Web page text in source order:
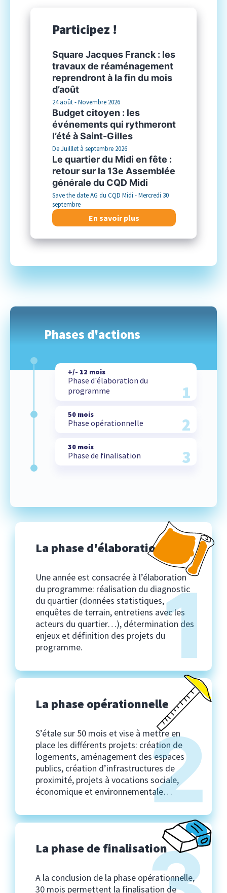
Participez !
Square Jacques Franck : les
travaux de réaménagement
reprendront à la fin du mois
d’août
24 août - Novembre 2026
Budget citoyen : les
événements qui rythmeront
l’été à Saint-Gilles
De Juilllet à septembre 2026
Le quartier du Midi en fête :
retour sur la 13e Assemblée
générale du CQD Midi
Save the date AG du CQD Midi - Mercredi 30
septembre
En savoir plus
Phases d'actions
+/- 12 mois
Phase d'élaboration du
programme
1
50 mois
Phase opérationnelle 2
30 mois
Phase de finalisation 3
La phase d'élaboration
Une année est consacrée à l’élaboration
du programme: réalisation du diagnostic
du quartier (données statistiques,
enquêtes de terrain, entretiens avec les
acteurs du quartier…), détermination des
enjeux et définition des projets du
programme.
1
La phase opérationnelle
S’étale sur 50 mois et vise à mettre en
place les différents projets: création de
logements, aménagement des espaces
publics, création d’infrastructures de
proximité, projets à vocations sociale,
économique et environnementale…2
La phase de finalisation
A la conclusion de la phase opérationnelle,
30 mois permettent la finalisation de